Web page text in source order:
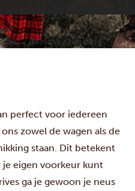
– Kenia & Oeganda
perfect voor iedereen
zowel de wagen als de
staan. Dit betekent
je eigen voorkeur kunt
ga je gewoon je neus